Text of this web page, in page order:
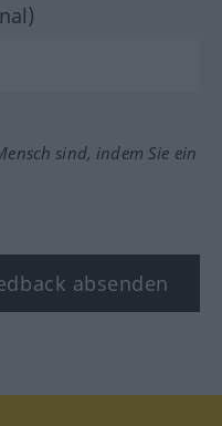
sind, indem Sie ein
absenden